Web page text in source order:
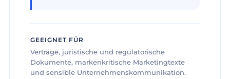
GEEIGNET FÜR
Verträge, juristische und regulatorische
Dokumente, markenkritische Marketingtexte
und sensible Unternehmenskommunikation.